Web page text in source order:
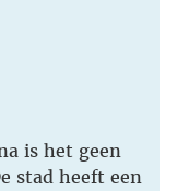
is het geen
stad heeft een